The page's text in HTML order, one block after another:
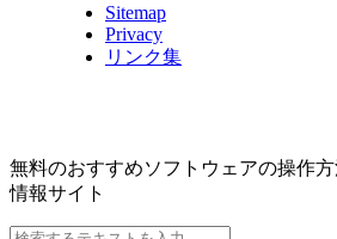
Sitemap
Privacy
リンク集
無料のおすすめソフトウェアの操作方
情報サイト